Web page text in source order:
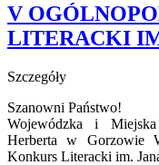
V
LITERACKI
Szczegóły
Szanowni Państwo!
Wojewódzka i
Herberta w Gorzowie
Konkurs Literacki im.